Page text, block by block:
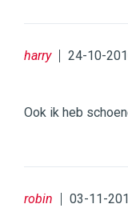
harry 24-10-
Ook ik heb
robin 03-11-